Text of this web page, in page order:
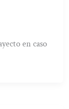
en caso